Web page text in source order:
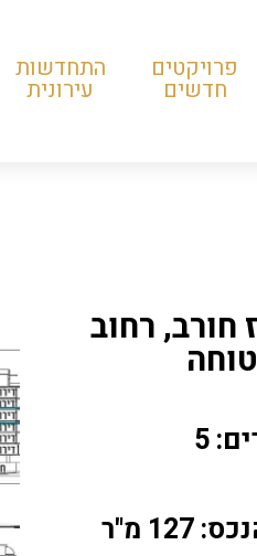
פרויקטים
חדשים
התחדשות
עירונית
חורב, רחוב
5
מ"ר